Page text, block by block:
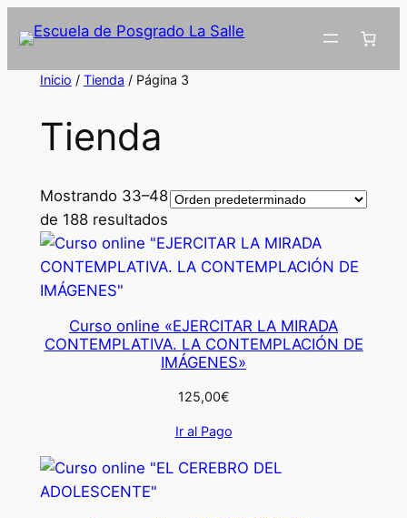
Inicio / Tienda / Página 3
Tienda
Mostrando 33–48
de 188 resultados
Curso online «EJERCITAR LA MIRADA
CONTEMPLATIVA. LA CONTEMPLACIÓN DE
IMÁGENES»
125,00€
Ir al Pago